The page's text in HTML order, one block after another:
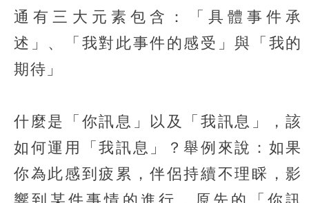
通有三大元素包含：「具體事件承
述」、「我對此事件的感受」與「我的
期待」​
什麼是「你訊息」以及「我訊息」，該
如何運用「我訊息」？舉例來說：如果
你為此感到疲累，伴侶持續不理睬，影